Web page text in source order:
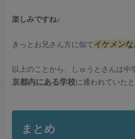
楽しみですね♪
きっとお兄さん方に似てイケメンな
以上のことから、しゅうとさんは中
京都内にある学校に通われていた
まとめ